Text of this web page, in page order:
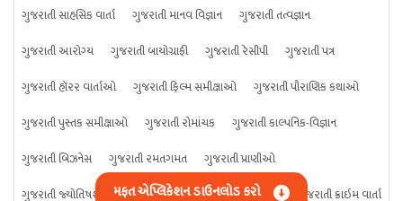
ગુજરાતી સાહસિક વાર્તા
ગુજરાતી માનવ વિજ્ઞાન
ગુજરાતી તત્વજ્ઞાન
ગુજરાતી આરોગ્ય
ગુજરાતી બાયોગ્રાફી ગુજરાતી રેસીપી
ગુજરાતી પત્ર
ગુજરાતી હૉરર વાર્તાઓ
ગુજરાતી ફિલ્મ સમીક્ષાઓ
ગુજરાતી પૌરાણિક કથાઓ
ગુજરાતી પુસ્તક સમીક્ષાઓ
ગુજરાતી રોમાંચક
ગુજરાતી કાલ્પનિક-વિજ્ઞાન
ગુજરાતી બિઝનેસ
ગુજરાતી રમતગમત
ગુજરાતી પ્રાણીઓ
ગુજરાતી જ્યોતિષશાસ્ત્ર
ગુજરાતી વિજ્ઞાન ગુજરાતી કંઈપણ ગુજરાતી ક્રાઇમ વાર્તા
મફત એપ્લિકેશન ડાઉનલોડ કરો